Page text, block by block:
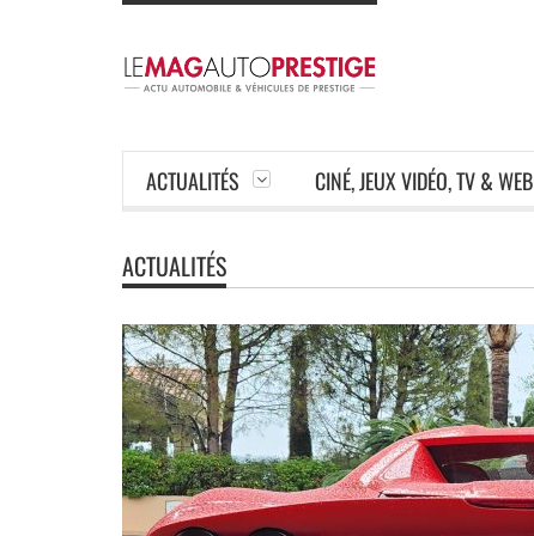
ACTUALITÉS CINÉ, JEUX VIDÉO, TV & WEB
ACTUALITÉS